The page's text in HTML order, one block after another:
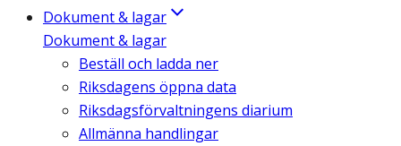
Dokument & lagar
Dokument & lagar
Beställ och ladda ner
Riksdagens öppna data
Riksdagsförvaltningens diarium
Allmänna handlingar